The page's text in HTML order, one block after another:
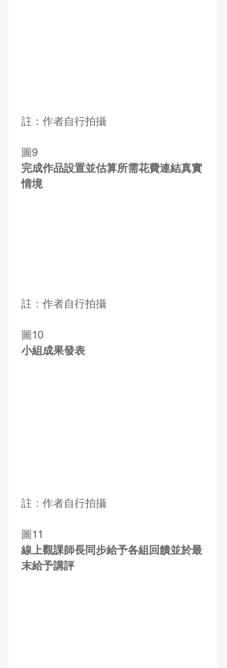
註：作者自行拍攝
圖9
完成作品設置並估算所需花費連結真實
情境
註：作者自行拍攝
圖10
小組成果發表
註：作者自行拍攝
圖11
線上觀課師長同步給予各組回饋並於最
末給予講評